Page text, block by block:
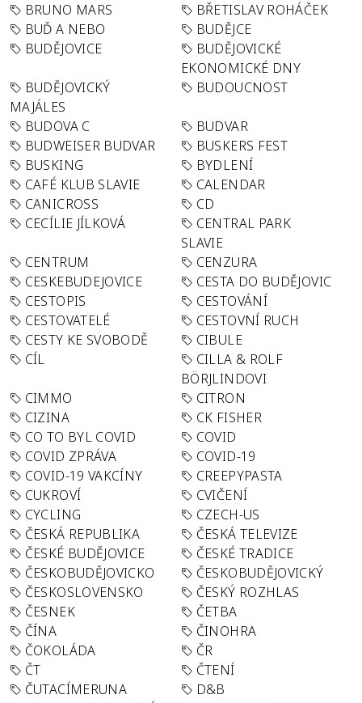
BRUNO MARS
BŘETISLAV ROHÁČEK
BUĎ A NEBO
BUDĚJCE
BUDĚJOVICE
BUDĚJOVICKÉ
EKONOMICKÉ DNY
BUDĚJOVICKÝ
MAJÁLES
BUDOUCNOST
BUDOVA C
BUDVAR
BUDWEISER BUDVAR
BUSKERS FEST
BUSKING
BYDLENÍ
CAFÉ KLUB SLAVIE
CALENDAR
CANICROSS
CD
CECÍLIE JÍLKOVÁ
CENTRAL PARK
SLAVIE
CENTRUM
CENZURA
CESKEBUDEJOVICE
CESTA DO BUDĚJOVIC
CESTOPIS
CESTOVÁNÍ
CESTOVATELÉ
CESTOVNÍ RUCH
CESTY KE SVOBODĚ
CIBULE
CÍL
CILLA & ROLF
BÖRJLINDOVI
CIMMO
CITRON
CIZINA
CK FISHER
CO TO BYL COVID
COVID
COVID ZPRÁVA
COVID-19
COVID-19 VAKCÍNY
CREEPYPASTA
CUKROVÍ
CVIČENÍ
CYCLING
CZECH-US
ČESKÁ REPUBLIKA
ČESKÁ TELEVIZE
ČESKÉ BUDĚJOVICE
ČESKÉ TRADICE
ČESKOBUDĚJOVICKO
ČESKOBUDĚJOVICKÝ
ČESKOSLOVENSKO
ČESKÝ ROZHLAS
ČESNEK
ČETBA
ČÍNA
ČINOHRA
ČOKOLÁDA
ČR
ČT
ČTENÍ
ČUTACÍMERUNA
D&B